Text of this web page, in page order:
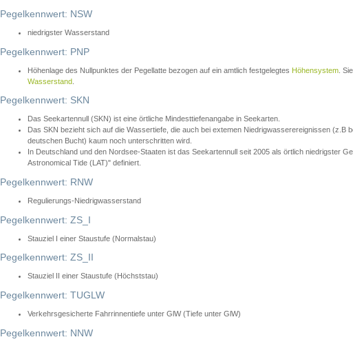
Pegelkennwert: NSW
niedrigster Wasserstand
Pegelkennwert: PNP
Höhenlage des Nullpunktes der Pegellatte bezogen auf ein amtlich festgelegtes Höhensystem .
Wasserstand
Pegelkennwert: SKN
Das Seekartennull (SKN) ist eine örtliche Mindesttiefenangabe in Seekarten.
Das SKN bezieht sich auf die Wassertiefe, die auch bei extemen Niedrigwasserereignissen (z.B
deutschen Bucht) kaum noch unterschritten wird.
In Deutschland und den Nordsee-Staaten ist das Seekartennull seit 2005 als örtlich niedrigster
Astronomical Tide (LAT)" definiert.
Pegelkennwert: RNW
Regulierungs-Niedrigwasserstand
Pegelkennwert: ZS_I
Stauziel I einer Staustufe (Normalstau)
Pegelkennwert: ZS_II
Stauziel II einer Staustufe (Höchststau)
Pegelkennwert: TUGLW
Verkehrsgesicherte Fahrrinnentiefe unter GlW (Tiefe unter GlW)
Pegelkennwert: NNW